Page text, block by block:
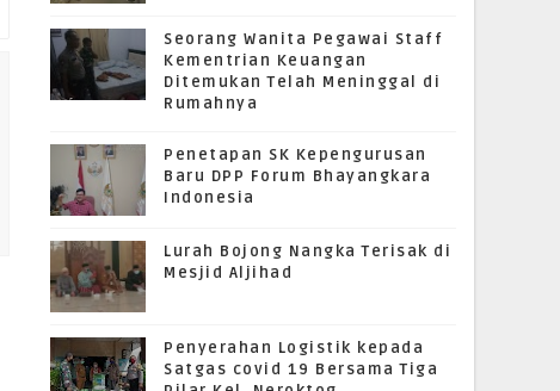
Seorang Wanita Pegawai Staff
Kementrian Keuangan
Ditemukan Telah Meninggal di
Rumahnya
Penetapan SK Kepengurusan
Baru DPP Forum Bhayangkara
Indonesia
Lurah Bojong Nangka Terisak di
Mesjid Aljihad
Penyerahan Logistik kepada
Satgas covid 19 Bersama Tiga